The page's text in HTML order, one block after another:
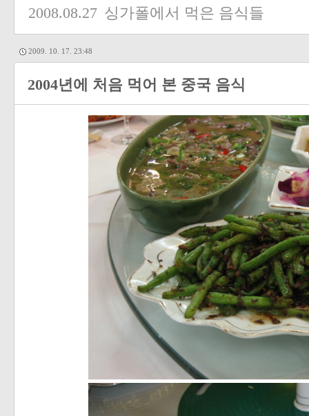
2008.08.27 싱가폴에서 먹은 음식들
2009. 10. 17. 23:48
2004년에 처음 먹어 본 중국 음식